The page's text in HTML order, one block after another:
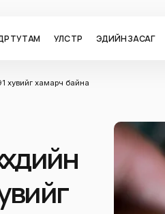
ТУТАМ УЛС ТӨР ЭДИЙН ЗАСАГ
хувийг хамарч байна